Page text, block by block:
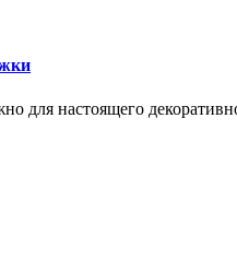
для настоящего